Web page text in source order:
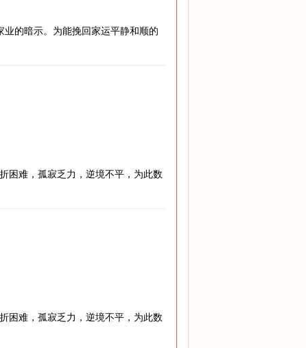
的暗示。为能挽回家运平静和顺的
困难，孤寂乏力，逆境不平，为此数
困难，孤寂乏力，逆境不平，为此数